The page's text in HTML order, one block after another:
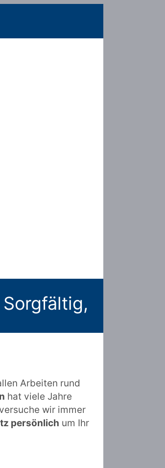
Arbeiten rund
hat viele Jahre
wir immer
persönlich um Ihr